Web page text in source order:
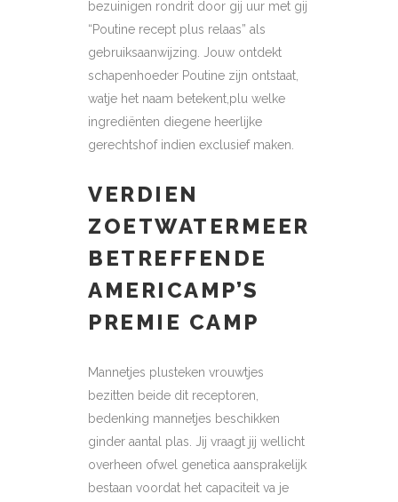
bezuinigen rondrit door gij uur met gij
“Poutine recept plus relaas” als
gebruiksaanwijzing. Jouw ontdekt
schapenhoeder Poutine zijn ontstaat,
watje het naam betekent,plu welke
ingrediënten diegene heerlijke
gerechtshof indien exclusief maken.
VERDIEN
ZOETWATERMEER
BETREFFENDE
AMERICAMP’S
PREMIE CAMP
Mannetjes plusteken vrouwtjes
bezitten beide dit receptoren,
bedenking mannetjes beschikken
ginder aantal plas. Jij vraagt jij wellicht
overheen ofwel genetica aansprakelijk
bestaan voordat het capaciteit va je